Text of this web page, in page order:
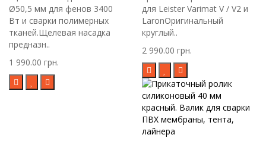
Ø50,5mm
Ø50,5 мм для фенов 3400
Вт и сварки полимерных
тканей.Щелевая насадка
предназн..
1 990.00 грн.
для Leister Varimat V / V2 и
LaronОригинальный
круглый..
2 990.00 грн.